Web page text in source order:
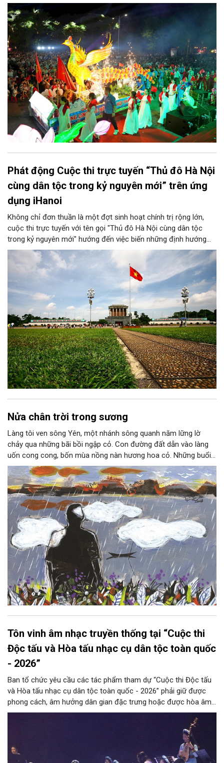
chính quyền phường Sơn Tây cùng các phòng, ban, ngành, đơn
vị và 25 tổ dân phố khẩn trương triển khai, tạo khí thế sôi nổi,
sẵn sàng mang đến cho Nhân dân và du khách một mùa Trung
thu quy mô, đặc sắc và giàu bản sắc văn hóa xứ Đoài.
Phát động Cuộc thi trực tuyến “Thủ đô Hà Nội
cùng dân tộc trong kỷ nguyên mới” trên ứng
dụng iHanoi
Không chỉ đơn thuần là một đợt sinh hoạt chính trị rộng lớn,
cuộc thi trực tuyến với tên gọi "Thủ đô Hà Nội cùng dân tộc
trong kỷ nguyên mới" hướng đến việc biến những định hướng
chiến lược trong Nghị quyết số 02-NQ/TW của Bộ Chính trị
thành niềm tin, thành nhận thức chung của mỗi người dân.
Nửa chân trời trong sương
Làng tôi ven sông Yên, một nhánh sông quanh năm lững lờ
chảy qua những bãi bồi ngập cỏ. Con đường đất dẫn vào làng
uốn cong cong, bốn mùa nồng nàn hương hoa cỏ. Những buổi
hoàng hôn, khi nắng đã dịu xuống phía cuối sông, đám hoa tím
lại thẫm màu như có ai vừa rắc lên một lớp khói.
Tôn vinh âm nhạc truyền thống tại “Cuộc thi
Độc tấu và Hòa tấu nhạc cụ dân tộc toàn quốc
- 2026”
Ban tổ chức yêu cầu các tác phẩm tham dự “Cuộc thi Độc tấu
và Hòa tấu nhạc cụ dân tộc toàn quốc - 2026” phải giữ được
phong cách, âm hưởng dân gian đặc trưng hoặc được hòa âm,
phối khí mới trên nền tảng làn điệu âm nhạc truyền thống Việt
Nam, đồng thời phải được trình diễn trực tiếp bằng nhạc cụ dân